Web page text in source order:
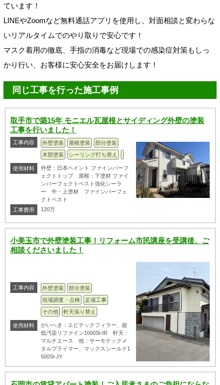
ています！
LINEやZoomなど無料通話アプリを使用し、対面相談と変わらな
いリアルタイムでのやり取りで安心です！
マスク着用の徹底、手指の消毒など現場での感染症対策もしっ
かり行い、お客様に安心安全をお届けします！
同じ工事を行った施工事例
取手市で築15年 モニエル瓦屋根とサイディング外壁の塗装
工事を行いました！
工事内容 外壁塗装 屋根塗装
部分塗装
木部塗装
シーリング打ち替え
使用材料
外壁：日本ペイント ファインパーフ
ェクトトップ 屋根：下塗材 ファイ
ンパーフェクトベスト強化シーラ
ー 中・上塗材 ファインパーフェ
クトベスト
工事費用
120万
小美玉市で外壁塗装工事！リフォーム市民講座を受講後、ご
相談くださいました！
工事内容 外壁塗装
部分塗装
現場調査・点検
足場工事
その他
軒天張り替え
使用材料
がいへき：エピテックフィラー、超
低汚染リファイン1000Si-IR 軒天：
マルチエース 他：サーモテックメ
タルプライマー、マックスシールド1
500Si-JY